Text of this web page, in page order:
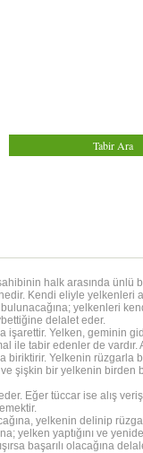
halk arasında ünlü
Kendi eliyle yelkenleri
yelkenleri
delalet eder.
işarettir. Yelken, geminin
ile tabir edenler de vardır.
biriktirir. Yelkenin rüzgarla
şişkin bir yelkenin birden
Eğer tüccar ise alış
yelkenin delinip
yelken yaptığını ve
başarılı olacağına